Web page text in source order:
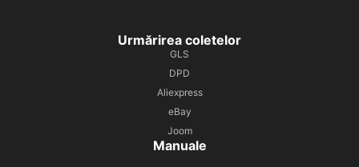
Urmărirea coletelor
GLS
DPD
Aliexpress
eBay
Joom
Manuale